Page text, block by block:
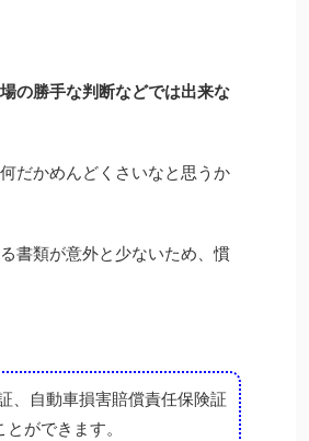
の勝手な判断などでは出来な
だかめんどくさいなと思うか
書類が意外と少ないため、慣
、自動車損害賠償責任保険証
ができます。